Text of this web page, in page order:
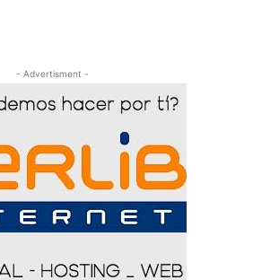
- Advertisment -